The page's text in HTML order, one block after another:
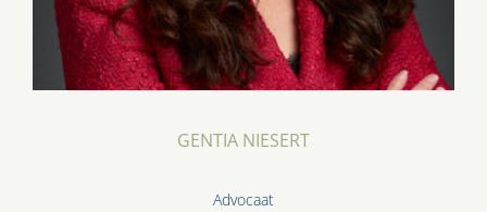
GENTIA NIESERT
Advocaat